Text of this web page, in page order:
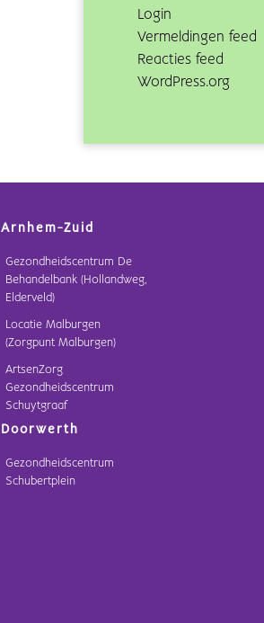
Login
Vermeldingen feed
Reacties feed
WordPress.org
Arnhem-Zuid
Gezondheidscentrum De
Behandelbank (Hollandweg,
Elderveld)
Locatie Malburgen
(Zorgpunt Malburgen)
ArtsenZorg
Gezondheidscentrum
Schuytgraaf
Doorwerth
Gezondheidscentrum
Schubertplein